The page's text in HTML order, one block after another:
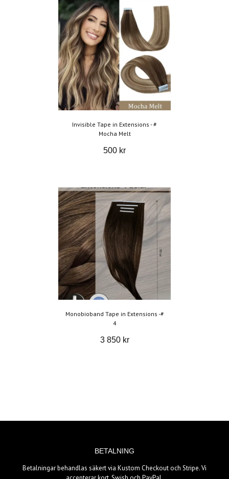
Invisible Tape in Extensions - #
Mocha Melt
500 kr
Monobioband Tape in Extensions -#
4
3 850 kr
BETALNING
Betalningar behandlas säkert via Kustom Checkout och Stripe. Vi